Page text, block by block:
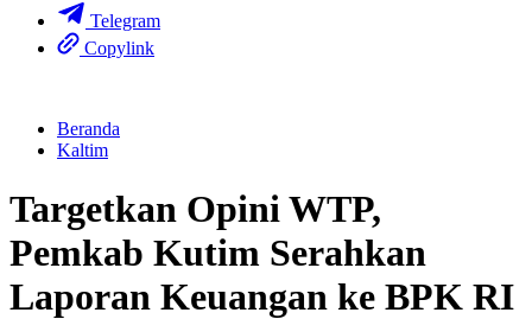
Telegram
Copylink
Beranda
Kaltim
Targetkan Opini WTP,
Pemkab Kutim Serahkan
Laporan Keuangan ke BPK RI